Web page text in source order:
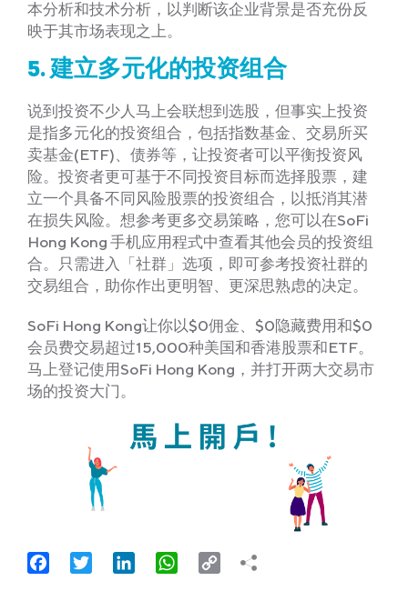
本分析和技术分析，以判断该企业背景是否充份反
映于其市场表现之上。
5. 建立多元化的投资组合
说到投资不少人马上会联想到选股，但事实上投资
是指多元化的投资组合，包括指数基金、交易所买
卖基金(ETF)、债券等，让投资者可以平衡投资风
险。投资者更可基于不同投资目标而选择股票，建
立一个具备不同风险股票的投资组合，以抵消其潜
在损失风险。想参考更多交易策略，您可以在SoFi
Hong Kong 手机应用程式中查看其他会员的投资组
合。只需进入「社群」选项，即可参考投资社群的
交易组合，助你作出更明智、更深思熟虑的决定。
SoFi Hong Kong让你以$0佣金、$0隐藏费用和$0
会员费交易超过15,000种美国和香港股票和ETF。
马上登记使用SoFi Hong Kong，并打开两大交易市
场的投资大门。
FacebookTwitter LinkedInWhatsApp
Copy